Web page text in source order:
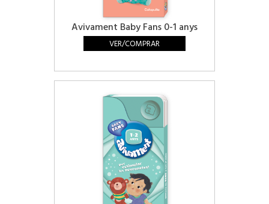
Avivament Baby Fans 0-1 anys
VER/COMPRAR